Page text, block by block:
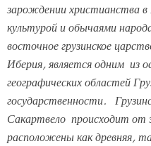
зарождении христианства в
культурой и обычаями
восточное грузинское
Иберия,является одним из
географических областей
государственности.
Сакартвело происходит от
расположены как древняя,